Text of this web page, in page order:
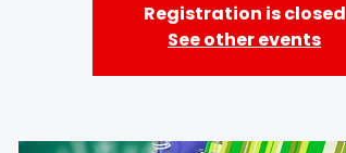
Registration is closed
See other events